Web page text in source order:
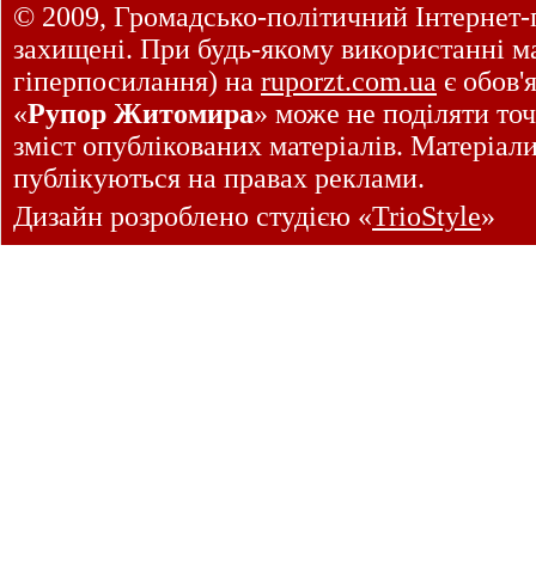
© 2009, Громадсько-політичний
захищені. При будь-якому використанні
гіперпосилання) на ruporzt.com.ua є
«Рупор Житомира» може не поділяти
зміст опублікованих матеріалів.
публікуються на правах реклами.
Дизайн розроблено студією «TrioStyle»